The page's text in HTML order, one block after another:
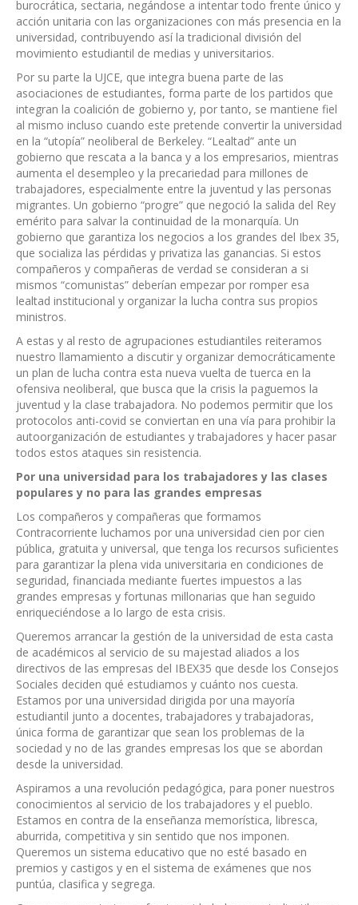
burocrática, sectaria, negándose a intentar todo frente único y
acción unitaria con las organizaciones con más presencia en la
universidad, contribuyendo así la tradicional división del
movimiento estudiantil de medias y universitarios.
Por su parte la UJCE, que integra buena parte de las
asociaciones de estudiantes, forma parte de los partidos que
integran la coalición de gobierno y, por tanto, se mantiene fiel
al mismo incluso cuando este pretende convertir la universidad
en la “utopía” neoliberal de Berkeley. “Lealtad” ante un
gobierno que rescata a la banca y a los empresarios, mientras
aumenta el desempleo y la precariedad para millones de
trabajadores, especialmente entre la juventud y las personas
migrantes. Un gobierno “progre” que negoció la salida del Rey
emérito para salvar la continuidad de la monarquía. Un
gobierno que garantiza los negocios a los grandes del Ibex 35,
que socializa las pérdidas y privatiza las ganancias. Si estos
compañeros y compañeras de verdad se consideran a si
mismos “comunistas” deberían empezar por romper esa
lealtad institucional y organizar la lucha contra sus propios
ministros.
A estas y al resto de agrupaciones estudiantiles reiteramos
nuestro llamamiento a discutir y organizar democráticamente
un plan de lucha contra esta nueva vuelta de tuerca en la
ofensiva neoliberal, que busca que la crisis la paguemos la
juventud y la clase trabajadora. No podemos permitir que los
protocolos anti-covid se conviertan en una vía para prohibir la
autoorganización de estudiantes y trabajadores y hacer pasar
todos estos ataques sin resistencia.
Por una universidad para los trabajadores y las clases
populares y no para las grandes empresas
Los compañeros y compañeras que formamos
Contracorriente luchamos por una universidad cien por cien
pública, gratuita y universal, que tenga los recursos suficientes
para garantizar la plena vida universitaria en condiciones de
seguridad, financiada mediante fuertes impuestos a las
grandes empresas y fortunas millonarias que han seguido
enriqueciéndose a lo largo de esta crisis.
Queremos arrancar la gestión de la universidad de esta casta
de académicos al servicio de su majestad aliados a los
directivos de las empresas del IBEX35 que desde los Consejos
Sociales deciden qué estudiamos y cuánto nos cuesta.
Estamos por una universidad dirigida por una mayoría
estudiantil junto a docentes, trabajadores y trabajadoras,
única forma de garantizar que sean los problemas de la
sociedad y no de las grandes empresas los que se abordan
desde la universidad.
Aspiramos a una revolución pedagógica, para poner nuestros
conocimientos al servicio de los trabajadores y el pueblo.
Estamos en contra de la enseñanza memorística, libresca,
aburrida, competitiva y sin sentido que nos imponen.
Queremos un sistema educativo que no esté basado en
premios y castigos y en el sistema de exámenes que nos
puntúa, clasifica y segrega.